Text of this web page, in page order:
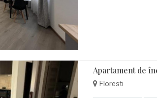
Apartament de
Floresti